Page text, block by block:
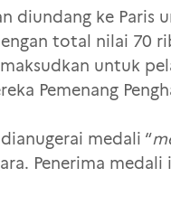
diundang ke
total nilai 70
untuk
Pemenang
medali “
Penerima